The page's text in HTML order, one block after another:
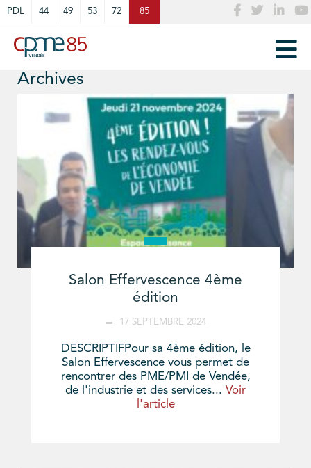
PDL 44 49 53 72 85
Archives
Salon Effervescence 4ème
édition
17 SEPTEMBRE 2024
DESCRIPTIFPour sa 4ème édition, le
Salon Effervescence vous permet de
rencontrer des PME/PMI de Vendée,
de l'industrie et des services... Voir
l'article
Cookies management panel